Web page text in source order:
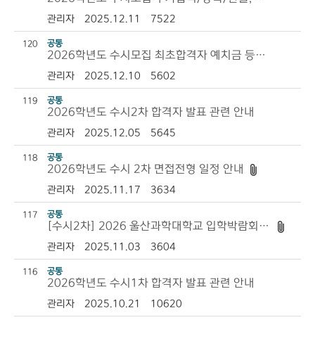
관리자 2025.12.11 7522
120 공통
2026학년도 수시모집 최초합격자 예치금 등록 안내
관리자 2025.12.10 5602
119 공통
2026학년도 수시2차 합격자 발표 관련 안내
관리자 2025.12.05 5645
118 공통
2026학년도 수시 2차 면접전형 일정 안내
관리자 2025.11.17 3634
117 공통
[수시2차] 2026 울산과학대학교 입학박람회 안내
관리자 2025.11.03 3604
116 공통
2026학년도 수시1차 합격자 발표 관련 안내
관리자 2025.10.21 10620